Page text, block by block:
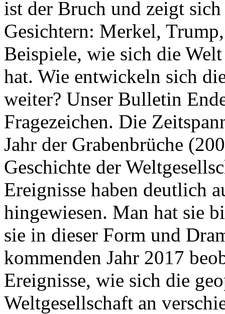
ist der Bruch und zeigt
Gesichtern: Merkel,
Beispiele, wie sich die
hat. Wie entwickeln sich
weiter? Unser Bulletin
Fragezeichen. Die
Jahr der Grabenbrüche
Geschichte der
Ereignisse haben deutlich
hingewiesen. Man hat sie
sie in dieser Form und
kommenden Jahr 2017
Ereignisse, wie sich die
Weltgesellschaft an